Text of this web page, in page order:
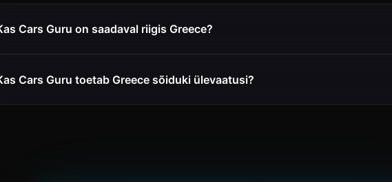
Cars Guru on saadaval riigis Greece?
Cars Guru toetab Greece sõiduki ülevaatusi?